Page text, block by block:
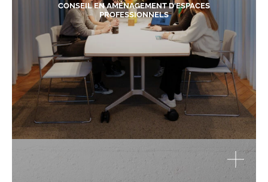
CONSEIL EN AMÉNAGEMENT D'ESPACES
PROFESSIONNELS